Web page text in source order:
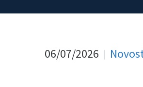
06/07/2026